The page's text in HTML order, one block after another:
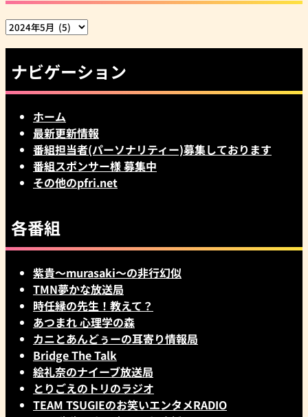
ア
イ
ブ
ナビゲーション
ホーム
最新更新情報
番組担当者(パーソナリティー)募集しております
番組スポンサー様 募集中
その他のpfri.net
各番組
紫貴～murasaki～の非行幻似
TMN夢かな放送局
時任縁の先生！教えて？
あつまれ 心理学の森
カニとあんどぅーの耳寄り情報局
Bridge The Talk
絵礼奈のナイーブ放送局
とりごえのトリのラジオ
TEAM TSUGIEのお笑いエンタメRADIO